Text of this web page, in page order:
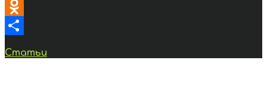
VK
Odnoklassniki
Статьи